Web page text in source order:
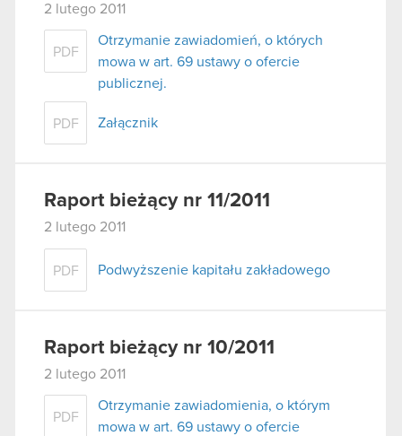
2 lutego 2011
PDF
Otrzymanie zawiadomień, o których
mowa w art. 69 ustawy o ofercie
publicznej.
PDF Załącznik
Raport bieżący nr 11/2011
2 lutego 2011
PDF Podwyższenie kapitału zakładowego
Raport bieżący nr 10/2011
2 lutego 2011
PDF
Otrzymanie zawiadomienia, o którym
mowa w art. 69 ustawy o ofercie